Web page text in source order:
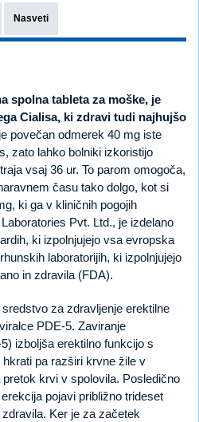
Nasveti
spolna tableta za moške, je
Cialisa, ki zdravi tudi najhujšo
povečan odmerek 40 mg iste
zato lahko bolniki izkoristijo
vsaj 36 ur. To parom omogoča,
času tako dolgo, kot si
ki ga v kliničnih pogojih
Pvt. Ltd., je izdelano
ki izpolnjujejo vsa evropska
laboratorijih, ki izpolnjujejo
in zdravila (FDA).
za zdravljenje erektilne
PDE-5. Zaviranje
izboljša erektilno funkcijo s
pa razširi krvne žile v
krvi v spolovila. Posledično
pojavi približno trideset
Ker je za začetek